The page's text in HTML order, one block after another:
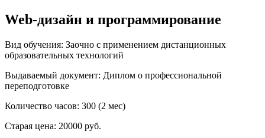
Web-дизайн и программирование
Вид обучения: Заочно с применением дистанционных
образовательных технологий
Выдаваемый документ: Диплом о профессиональной
переподготовке
Количество часов: 300 (2 мес)
Старая цена: 20000 руб.